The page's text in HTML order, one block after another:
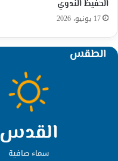
الحفيظ الندوي
17 يونيو، 2026
الطقس
القدس
سماء صافية